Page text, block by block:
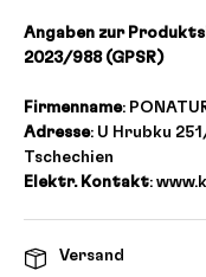
Angaben zur
2023/988 (GPSR)
Firmenname:
Adresse: U Hrubku
Tschechien
Elektr. Kontakt:
Versand